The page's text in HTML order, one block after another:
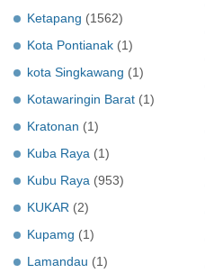
Ketapang (1562)
Kota Pontianak (1)
kota Singkawang (1)
Kotawaringin Barat (1)
Kratonan (1)
Kuba Raya (1)
Kubu Raya (953)
KUKAR (2)
Kupamg (1)
Lamandau (1)